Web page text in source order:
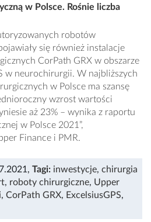
w Polsce. Rośnie liczba
robotów
się również instalacje
CorPath GRX w obszarze
w neurochirurgii. W najbliższych
w Polsce ma szansę
wzrost wartości
aż 23% – wynika z raportu
w Polsce 2021”,
Finance i PMR.
, Tagi: inwestycje, chirurgia
, roboty chirurgiczne, Upper
, CorPath GRX, ExcelsiusGPS,